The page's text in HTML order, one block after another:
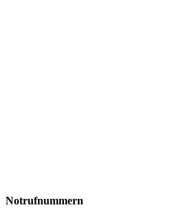
Notrufnummern